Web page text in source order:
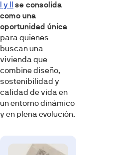
I y II se consolida
como una
oportunidad única
para quienes
buscan una
vivienda que
combine diseño,
sostenibilidad y
calidad de vida en
un entorno dinámico
y en plena evolución.